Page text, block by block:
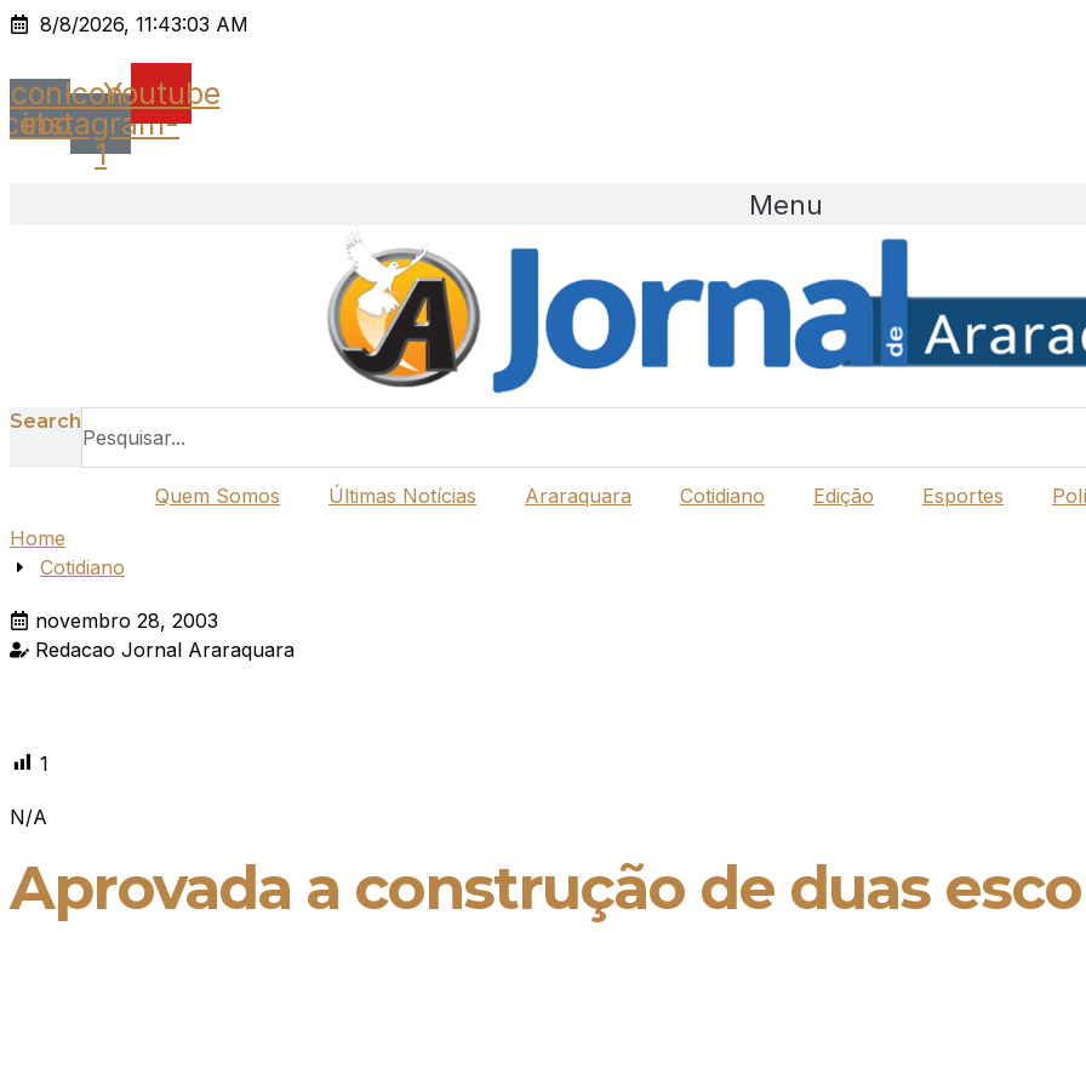
Ir
o
conteúdo
8/8/2026, 11:43:03 AM
Icon-Icon-
instagram-
1
Youtube
Menu
Search
Quem Somos Últimas Notícias Araraquara Cotidiano Edição Esportes
Home
Cotidiano
novembro 28, 2003
Redacao Jornal Araraquara
1
N/A
Aprovada a construção de duas